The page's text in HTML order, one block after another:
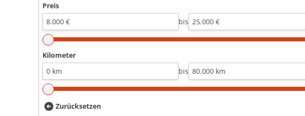
Preis
bis
Kilometer
bis
Zurücksetzen